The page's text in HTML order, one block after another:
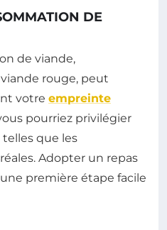
DE
de viande,
rouge, peut
votre empreinte
pourriez privilégier
telles que les
Adopter un repas
première étape facile